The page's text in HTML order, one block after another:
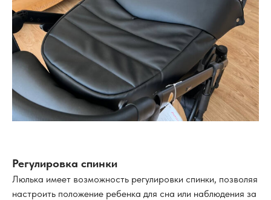
Регулировка спинки
Люлька имеет возможность регулировки спинки, позволяя
настроить положение ребенка для сна или наблюдения за